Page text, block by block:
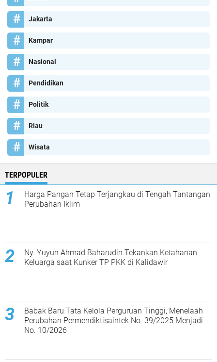
Jakarta
Kampar
Nasional
Pendidikan
Politik
Riau
Wisata
TERPOPULER
Harga Pangan Tetap Terjangkau di Tengah Tantangan
Perubahan Iklim
Ny. Yuyun Ahmad Baharudin Tekankan Ketahanan
Keluarga saat Kunker TP PKK di Kalidawir
Babak Baru Tata Kelola Perguruan Tinggi, Menelaah
Perubahan Permendiktisaintek No. 39/2025 Menjadi
No. 10/2026